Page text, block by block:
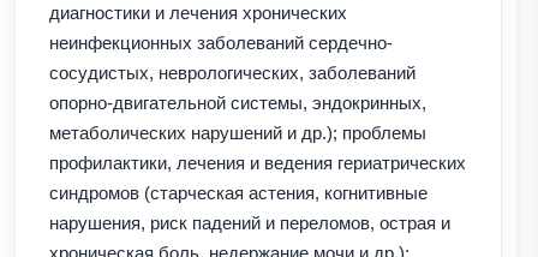
диагностики и лечения хронических
неинфекционных заболеваний сердечно-
сосудистых, неврологических, заболеваний
опорно-двигательной системы, эндокринных,
метаболических нарушений и др.); проблемы
профилактики, лечения и ведения гериатрических
синдромов (старческая астения, когнитивные
нарушения, риск падений и переломов, острая и
хроническая боль, недержание мочи и др.);